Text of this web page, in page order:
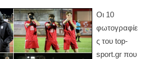
Οι 10
φωτογραφίε
ς του top-
sport.gr που